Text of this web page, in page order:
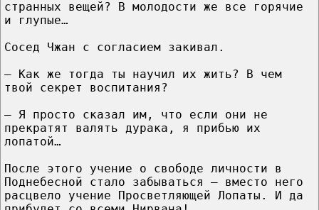
странных вещей? В молодости же все горячие
и глупые…
Сосед Чжан с согласием закивал.
— Как же тогда ты научил их жить? В чем
твой секрет воспитания?
— Я просто сказал им, что если они не
прекратят валять дурака, я прибью их
лопатой…
После этого учение о свободе личности в
Поднебесной стало забываться – вместо него
расцвело учение Просветляющей Лопаты. И да